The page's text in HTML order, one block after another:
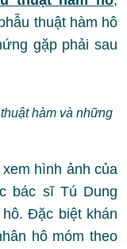
thuật hàm hô
gặp phải sau
hàm và những
hình ảnh của
bác sĩ Tú Dung
hô. Đặc biệt khán
hô móm theo